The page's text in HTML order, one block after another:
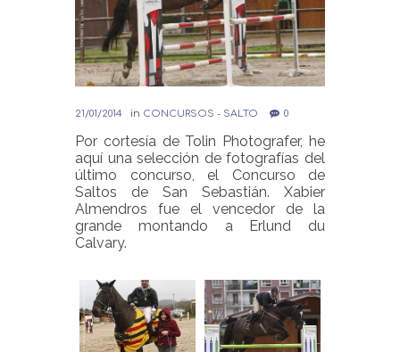
21/01/2014 in CONCURSOS - SALTO 0
Por cortesía de Tolin Photografer, he
aquí una selección de fotografías del
último concurso, el Concurso de
Saltos de San Sebastián. Xabier
Almendros fue el vencedor de la
grande montando a Erlund du
Calvary.